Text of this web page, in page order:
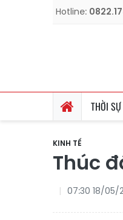
Hotline:
THỜI SỰ
KINH TẾ
Thúc
07:30 18/05/